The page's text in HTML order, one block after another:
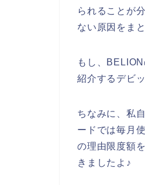
られることが
ない原因をま
もし、
紹介するデビ
ちなみに、私
ードでは毎月
の理由限度額
きましたよ♪